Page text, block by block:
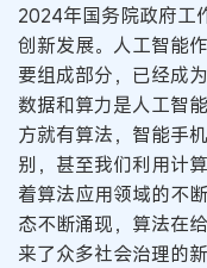
2024年国务院政府工
创新发展。人工智能
要组成部分，已经成
数据和算力是人工智
方就有算法，智能手
别，甚至我们利用计
着算法应用领域的不
态不断涌现，算法在
来了众多社会治理的